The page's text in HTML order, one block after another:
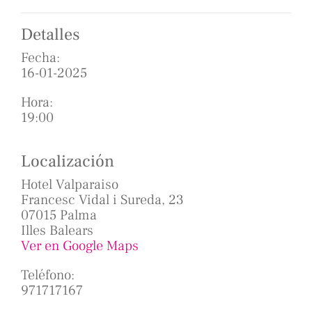
Detalles
Fecha:
16-01-2025
Hora:
19:00
Localización
Hotel Valparaiso
Francesc Vidal i Sureda, 23
07015 Palma
Illes Balears
Ver en Google Maps
Teléfono:
971717167